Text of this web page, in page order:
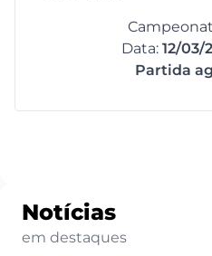
Data: 12/03/
Partida
Notícias
em destaques